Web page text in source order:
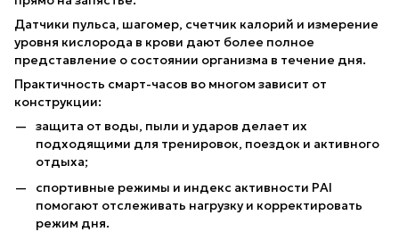
Датчики пульса, шагомер, счетчик калорий и измерение
уровня кислорода в крови дают более полное
представление о состоянии организма в течение дня.
Практичность смарт-часов во многом зависит от
конструкции:
защита от воды, пыли и ударов делает их
подходящими для тренировок, поездок и активного
отдыха;
спортивные режимы и индекс активности PAI
помогают отслеживать нагрузку и корректировать
режим дня.